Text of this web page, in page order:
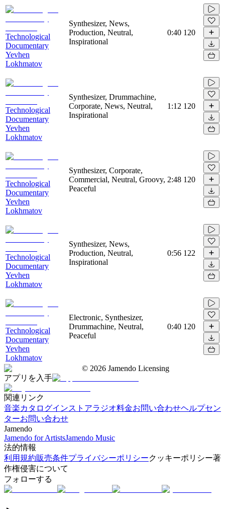
Technological
Documentary
Yevhen
Lokhmatov
Synthesizer, News,
Production, Neutral,
Inspirational
0:40 120
Technological
Documentary
Yevhen
Lokhmatov
Synthesizer, Drummachine,
Corporate, News, Neutral,
Inspirational
1:12 120
Technological
Documentary
Yevhen
Lokhmatov
Synthesizer, Corporate,
Commercial, Neutral, Groovy,
Peaceful
2:48 120
Technological
Documentary
Yevhen
Lokhmatov
Synthesizer, News,
Production, Neutral,
Inspirational
0:56 122
Technological
Documentary
Yevhen
Lokhmatov
Electronic, Synthesizer,
Drummachine, Neutral,
Peaceful
0:40 120
© 2026 Jamendo Licensing
アプリを入手
関連リンク
音楽カタログインストアラジオ料金お問い合わせヘルプセン
ターお問い合わせ
Jamendo
Jamendo for ArtistsJamendo Music
法的情報
利用規約販売条件プライバシーポリシークッキーポリシー著
作権侵害について
フォローする